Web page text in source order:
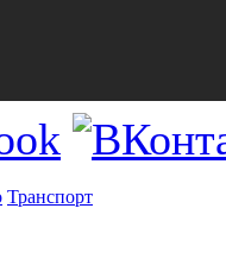
Транспорт